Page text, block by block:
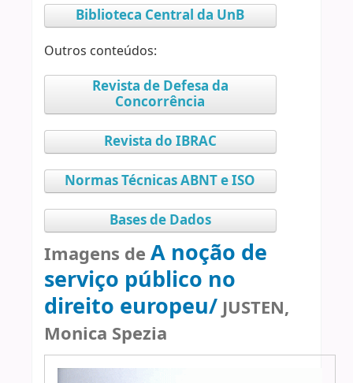
Biblioteca Central da UnB
Outros conteúdos:
Revista de Defesa da
Concorrência
Revista do IBRAC
Normas Técnicas ABNT e ISO
Bases de Dados
Imagens de A noção de
serviço público no
direito europeu/ JUSTEN,
Monica Spezia